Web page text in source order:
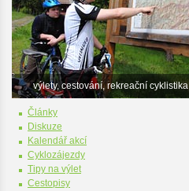
výlety, cestování, rekreační cyklistika
Články
Diskuze
Kalendář akcí
Cyklozájezdy
Tipy na výlet
Cestopisy